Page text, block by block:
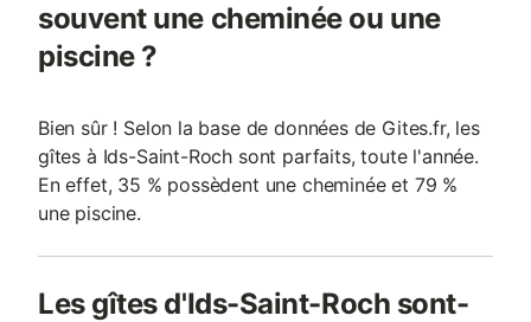
souvent une cheminée ou une
piscine ?
Bien sûr ! Selon la base de données de Gites.fr, les
gîtes à Ids-Saint-Roch sont parfaits, toute l'année.
En effet, 35 % possèdent une cheminée et 79 %
une piscine.
Les gîtes d'Ids-Saint-Roch sont-